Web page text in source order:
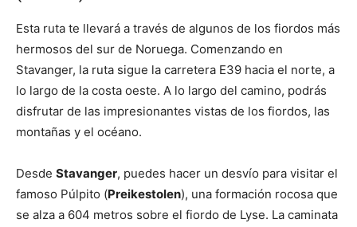
Esta ruta te llevará a través de algunos de los fiordos más
hermosos del sur de Noruega. Comenzando en
Stavanger, la ruta sigue la carretera E39 hacia el norte, a
lo largo de la costa oeste. A lo largo del camino, podrás
disfrutar de las impresionantes vistas de los fiordos, las
montañas y el océano.
Desde Stavanger, puedes hacer un desvío para visitar el
famoso Púlpito (Preikestolen), una formación rocosa que
se alza a 604 metros sobre el fiordo de Lyse. La caminata